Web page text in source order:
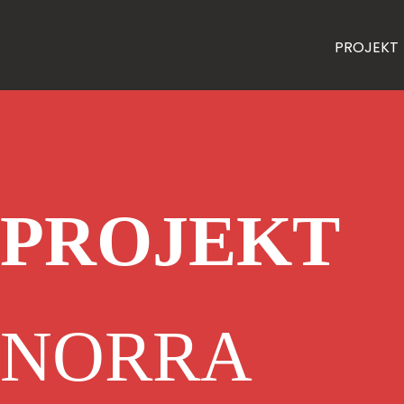
PROJEKT
PROJEKT
NORRA